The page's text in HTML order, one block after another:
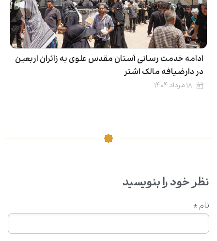
ادامه خدمت رسانی آستان مقدس علوی به زائران اربعین
در دارضیافه مالک اشتر
۱۸ مرداد ۱۴۰۴
نظر خود را بنویسید
نام *